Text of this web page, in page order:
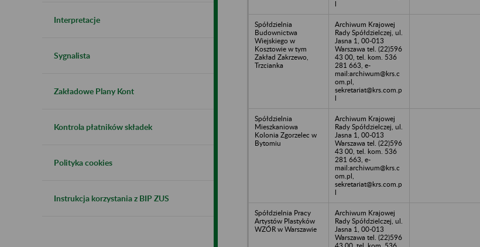
Interpretacje
Sygnalista
Zakładowe Plany Kont
Kontrola płatników składek
Polityka cookies
Instrukcja korzystania z BIP ZUS
l
Spółdzielnia
Budownictwa
Wiejskiego w
Kosztowie w tym
Zakład Zakrzewo,
Trzcianka
Archiwum Krajowej
Rady Spółdzielczej, ul.
Jasna 1, 00-013
Warszawa tel. (22)596
43 00, tel. kom. 536
281 663, e-
mail:archiwum@krs.c
om.pl,
sekretariat@krs.com.p
l
Spółdzielnia
Mieszkaniowa
Kolonia Zgorzelec w
Bytomiu
Archiwum Krajowej
Rady Spółdzielczej, ul.
Jasna 1, 00-013
Warszawa tel. (22)596
43 00, tel. kom. 536
281 663, e-
mail:archiwum@krs.c
om.pl,
sekretariat@krs.com.p
l
Spółdzielnia Pracy
Artystów Plastyków
WZÓR w Warszawie
Archiwum Krajowej
Rady Spółdzielczej, ul.
Jasna 1, 00-013
Warszawa tel. (22)596